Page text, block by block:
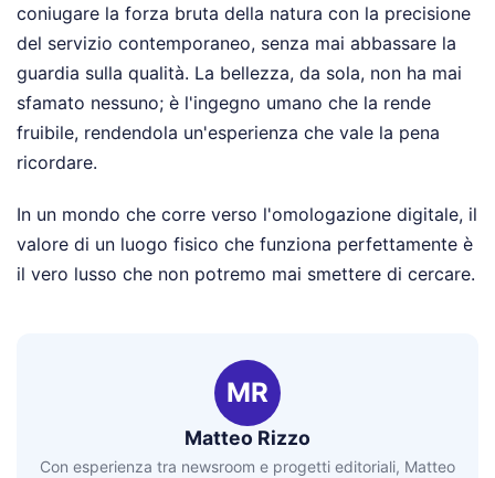
coniugare la forza bruta della natura con la precisione
del servizio contemporaneo, senza mai abbassare la
guardia sulla qualità. La bellezza, da sola, non ha mai
sfamato nessuno; è l'ingegno umano che la rende
fruibile, rendendola un'esperienza che vale la pena
ricordare.
In un mondo che corre verso l'omologazione digitale, il
valore di un luogo fisico che funziona perfettamente è
il vero lusso che non potremo mai smettere di cercare.
MR
Matteo Rizzo
Con esperienza tra newsroom e progetti editoriali, Matteo